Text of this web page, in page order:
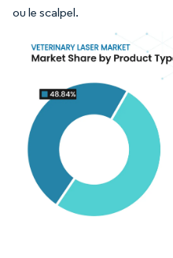
ou le scalpel.